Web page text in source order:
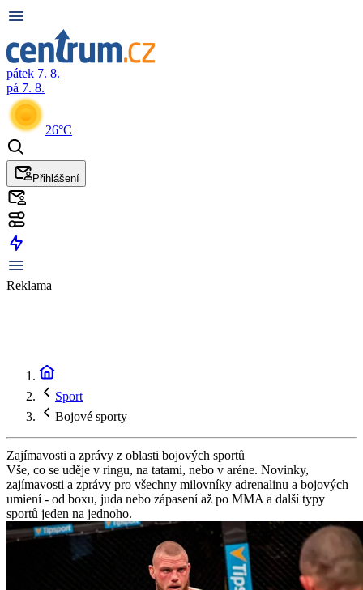
pátek 7. 8.
pá 7. 8.
26°C
Přihlášení
Reklama
Sport
Bojové sporty
Zajímavosti a zprávy z oblasti bojových sportů
Vše, co se uděje v ringu, na tatami, nebo v aréne. Novinky,
zajímavosti a zprávy pro všechny milovníky adrenalinu a bojových
umiení - od boxu, juda nebo zápasení až po MMA a další typy
sportů jeden na jednoho.